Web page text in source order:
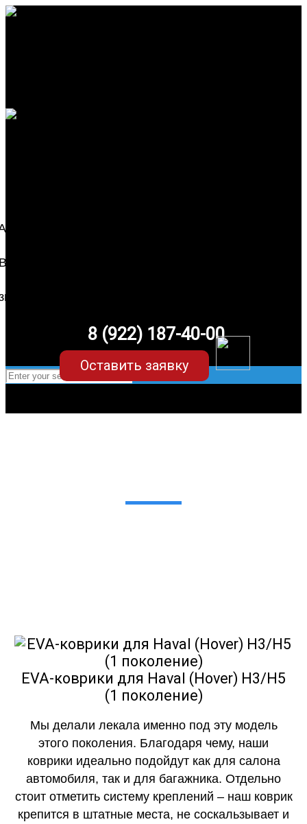
8 (922) 187-40-00
Оставить заявку
EVA-коврики для Haval (Hover) H3/H5
(1 поколение)
Мы делали лекала именно под эту модель
этого поколения. Благодаря чему, наши
коврики идеально подойдут как для салона
автомобиля, так и для багажника. Отдельно
стоит отметить систему креплений – наш коврик
крепится в штатные места, не соскальзывает и